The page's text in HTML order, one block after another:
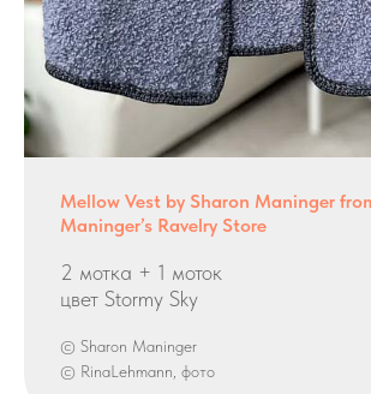
Mellow Vest by Sharon Maninger
Maninger’s Ravelry Store
2 мотка + 1 моток
цвет Stormy Sky
© Sharon Maninger
© RinaLehmann, фото